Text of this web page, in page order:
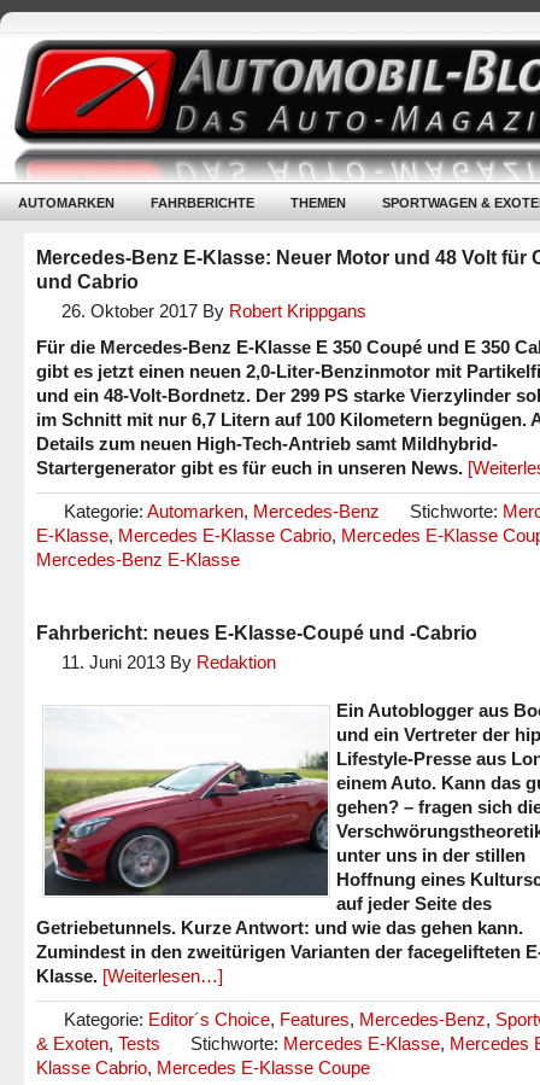
AUTOMARKEN FAHRBERICHTE THEMEN SPORTWAGEN &
Mercedes-Benz E-Klasse: Neuer Motor und 48 Volt für
und Cabrio
26. Oktober 2017 By Robert Krippgans
Für die Mercedes-Benz E-Klasse E 350 Coupé und E 350
gibt es jetzt einen neuen 2,0-Liter-Benzinmotor mit
und ein 48-Volt-Bordnetz. Der 299 PS starke Vierzylinder
im Schnitt mit nur 6,7 Litern auf 100 Kilometern begnügen.
Details zum neuen High-Tech-Antrieb samt Mildhybrid-
Startergenerator gibt es für euch in unseren News.
Kategorie: Automarken, Mercedes-Benz Stichworte:
E-Klasse, Mercedes E-Klasse Cabrio, Mercedes E-Klasse
Mercedes-Benz E-Klasse
Fahrbericht: neues E-Klasse-Coupé und -Cabrio
11. Juni 2013 By Redaktion
Ein Autoblogger aus
und ein Vertreter der
Lifestyle-Presse aus
einem Auto. Kann das
gehen? – fragen sich
unter uns in der stillen
Hoffnung eines
auf jeder Seite des
Getriebetunnels. Kurze Antwort: und wie das gehen kann.
Zumindest in den zweitürigen Varianten der facegelifteten
Klasse. [Weiterlesen…]
Kategorie: Editor´s Choice, Features, Mercedes-Benz,
& Exoten, Tests Stichworte: Mercedes E-Klasse, Mercedes
Klasse Cabrio, Mercedes E-Klasse Coupe